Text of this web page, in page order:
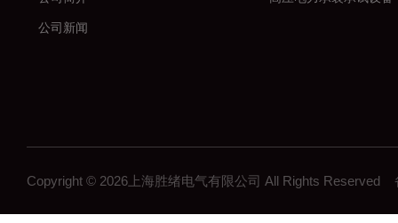
公司新闻
Copyright © 2026上海胜绪电气有限公司 All Rights Reserved